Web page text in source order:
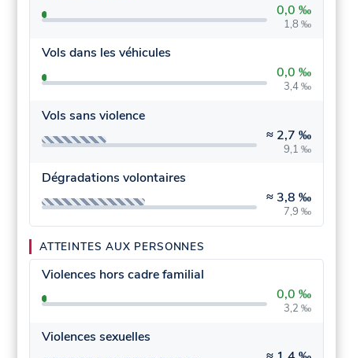
0,0 ‰
1,8 ‰
Vols dans les véhicules
0,0 ‰
3,4 ‰
Vols sans violence
≈ 2,7 ‰
9,1 ‰
Dégradations volontaires
≈ 3,8 ‰
7,9 ‰
ATTEINTES AUX PERSONNES
Violences hors cadre familial
0,0 ‰
3,2 ‰
Violences sexuelles